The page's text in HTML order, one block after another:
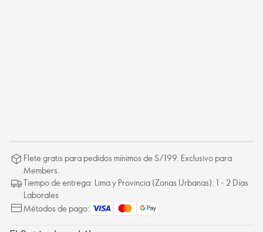
Flete gratis para pedidos mínimos de S/199. Exclusivo para
Members.
Tiempo de entrega: Lima y Provincia (Zonas Urbanas): 1 - 2 Días
Laborales
Métodos de pago: